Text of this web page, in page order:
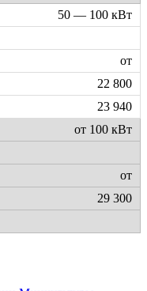
50 — 100 кВт
от
22 800
23 940
от 100 кВт
от
29 300